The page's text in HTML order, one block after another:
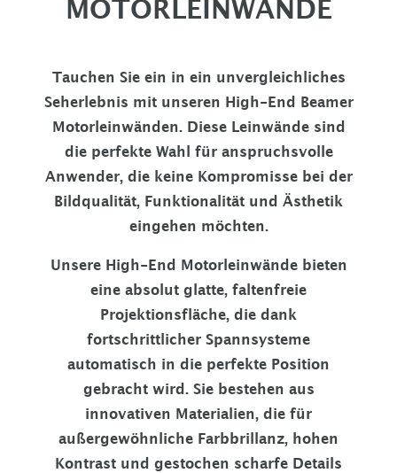
MOTORLEINWÄNDE
Tauchen Sie ein in ein unvergleichliches
Seherlebnis mit unseren High-End Beamer
Motorleinwänden. Diese Leinwände sind
die perfekte Wahl für anspruchsvolle
Anwender, die keine Kompromisse bei der
Bildqualität, Funktionalität und Ästhetik
eingehen möchten.
Unsere High-End Motorleinwände bieten
eine absolut glatte, faltenfreie
Projektionsfläche, die dank
fortschrittlicher Spannsysteme
automatisch in die perfekte Position
gebracht wird. Sie bestehen aus
innovativen Materialien, die für
außergewöhnliche Farbbrillanz, hohen
Kontrast und gestochen scharfe Details